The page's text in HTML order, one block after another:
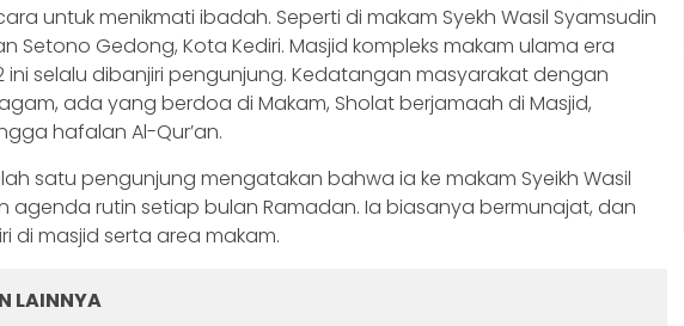
untuk menikmati ibadah. Seperti di makam Syekh Wasil Syamsudin
Setono Gedong, Kota Kediri. Masjid kompleks makam ulama era
ini selalu dibanjiri pengunjung. Kedatangan masyarakat dengan
ada yang berdoa di Makam, Sholat berjamaah di Masjid,
hafalan Al-Qur’an.
satu pengunjung mengatakan bahwa ia ke makam Syeikh Wasil
agenda rutin setiap bulan Ramadan. Ia biasanya bermunajat, dan
di masjid serta area makam.
LAINNYA